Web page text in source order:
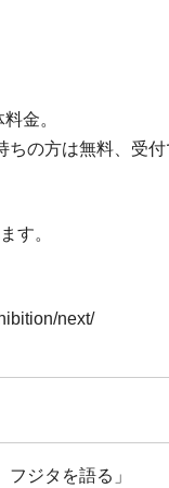
金。
の方は無料、受付
す。
next/
ジタを語る」